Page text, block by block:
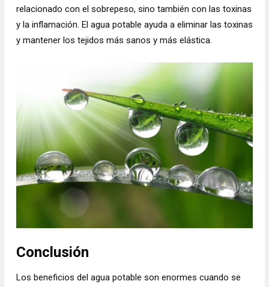
relacionado con el sobrepeso, sino también con las toxinas
y la inflamación. El agua potable ayuda a eliminar las toxinas
y mantener los tejidos más sanos y más elástica.
Conclusión
Los beneficios del agua potable son enormes cuando se